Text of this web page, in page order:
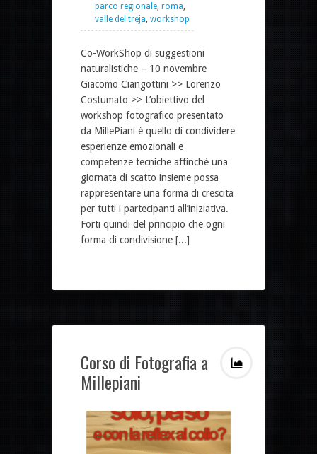
parco regionale, roma,
valle del treja, workshop
Co-WorkShop di suggestioni
naturalistiche – 10 novembre
Giacomo Ciangottini >> Lorenzo
Costumato >> L’obiettivo del
workshop fotografico presentato
da MillePiani è quello di condividere
esperienze emozionali e
competenze tecniche affinché una
giornata di scatto insieme possa
rappresentare una forma di crescita
per tutti i partecipanti all’iniziativa.
Forti quindi del principio che ogni
forma di condivisione [...]
Corso di Fotografia a
Millepiani